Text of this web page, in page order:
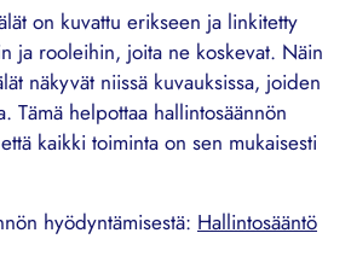
on kuvattu erikseen ja linkitetty
ja rooleihin, joita ne koskevat. Näin
näkyvät niissä kuvauksissa, joiden
Tämä helpottaa hallintosäännön
kaikki toiminta on sen mukaisesti
hyödyntämisestä: Hallintosääntö